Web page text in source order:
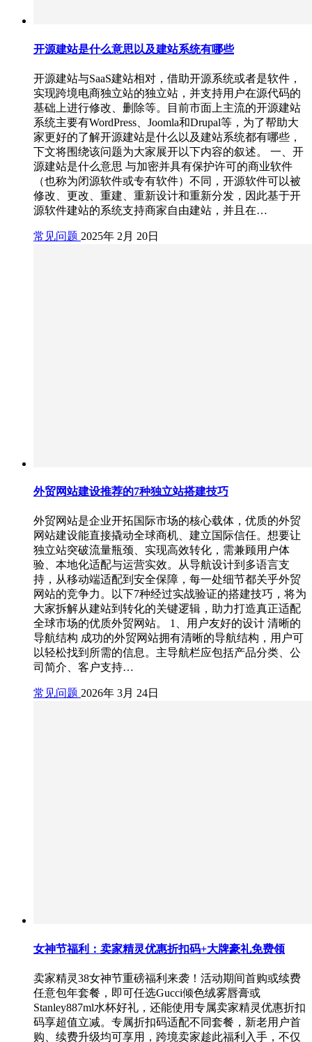
开源建站是什么意思以及建站系统有哪些
开源建站与SaaS建站相对，借助开源系统或者是软件，
实现跨境电商独立站的独立站，并支持用户在源代码的
基础上进行修改、删除等。目前市面上主流的开源建站
系统主要有WordPress、Joomla和Drupal等，为了帮助大
家更好的了解开源建站是什么以及建站系统都有哪些，
下文将围绕该问题为大家展开以下内容的叙述。 一、开
源建站是什么意思 与加密并具有保护许可的商业软件
（也称为闭源软件或专有软件）不同，开源软件可以被
修改、更改、重建、重新设计和重新分发，因此基于开
源软件建站的系统支持商家自由建站，并且在…
常见问题 2025年 2月 20日
外贸网站建设推荐的7种独立站搭建技巧
外贸网站是企业开拓国际市场的核心载体，优质的外贸
网站建设能直接撬动全球商机、建立国际信任。想要让
独立站突破流量瓶颈、实现高效转化，需兼顾用户体
验、本地化适配与运营实效。从导航设计到多语言支
持，从移动端适配到安全保障，每一处细节都关乎外贸
网站的竞争力。以下7种经过实战验证的搭建技巧，将为
大家拆解从建站到转化的关键逻辑，助力打造真正适配
全球市场的优质外贸网站。 1、用户友好的设计 清晰的
导航结构 成功的外贸网站拥有清晰的导航结构，用户可
以轻松找到所需的信息。主导航栏应包括产品分类、公
司简介、客户支持…
常见问题 2026年 3月 24日
女神节福利：卖家精灵优惠折扣码+大牌豪礼免费领
卖家精灵38女神节重磅福利来袭！活动期间首购或续费
任意包年套餐，即可任选Gucci倾色绒雾唇膏或
Stanley887ml水杯好礼，还能使用专属卖家精灵优惠折扣
码享超值立减。专属折扣码适配不同套餐，新老用户首
购、续费升级均可享用，跨境卖家趁此福利入手，不仅